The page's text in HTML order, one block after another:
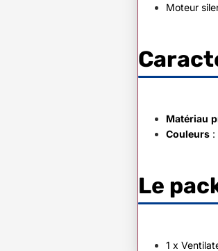
Moteur
Matériau
Couleurs :
Le
1 x